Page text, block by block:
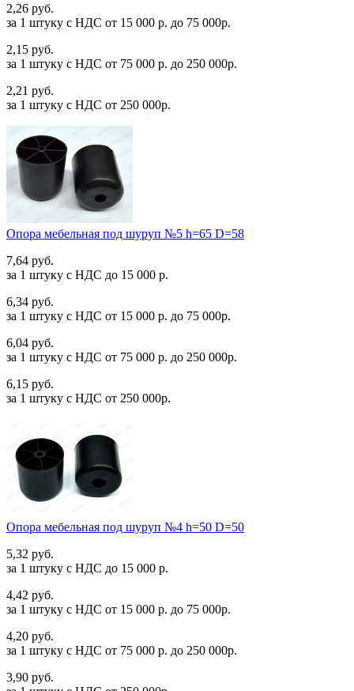
2,26 руб.
за 1 штуку c НДС от 15 000 р. до 75 000р.
2,15 руб.
за 1 штуку c НДС от 75 000 р. до 250 000р.
2,21 руб.
за 1 штуку c НДС от 250 000р.
Опора мебельная под шуруп №5 h=65 D=58
7,64 руб.
за 1 штуку c НДС до 15 000 р.
6,34 руб.
за 1 штуку c НДС от 15 000 р. до 75 000р.
6,04 руб.
за 1 штуку c НДС от 75 000 р. до 250 000р.
6,15 руб.
за 1 штуку c НДС от 250 000р.
Опора мебельная под шуруп №4 h=50 D=50
5,32 руб.
за 1 штуку c НДС до 15 000 р.
4,42 руб.
за 1 штуку c НДС от 15 000 р. до 75 000р.
4,20 руб.
за 1 штуку c НДС от 75 000 р. до 250 000р.
3,90 руб.